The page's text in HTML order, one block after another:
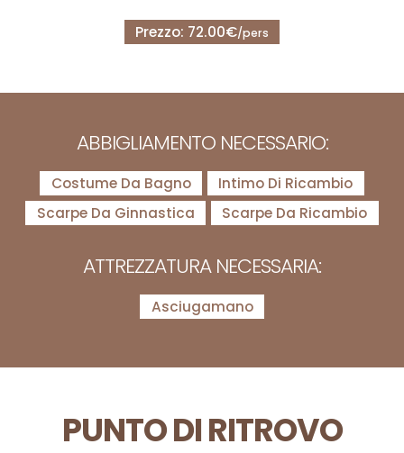
Prezzo: 72.00€/pers
ABBIGLIAMENTO NECESSARIO:
Costume Da Bagno
Intimo Di Ricambio
Scarpe Da Ginnastica
Scarpe Da Ricambio
ATTREZZATURA NECESSARIA:
Asciugamano
PUNTO DI RITROVO